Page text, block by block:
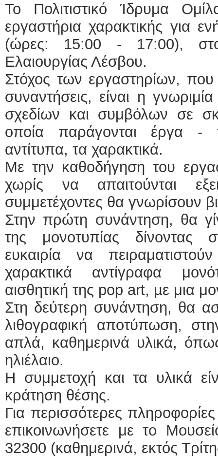
Το Πολιτιστικό Ίδρυμα
εργαστήρια χαρακτικής για
(ώρες: 15:00 - 17:00), στο
Ελαιουργίας Λέσβου.
Στόχος των εργαστηρίων,
συναντήσεις, είναι η
σχεδίων και συμβόλων σε
οποία παράγονται έργα -
αντίτυπα, τα χαρακτικά.
Με την καθοδήγηση του
χωρίς να απαιτούνται
συμμετέχοντες θα γνωρίσουν
Στην πρώτη συνάντηση, θα
της μονοτυπίας δίνοντας
ευκαιρία να
χαρακτικά αντίγραφα
αισθητική της pop art, µε μια
Στη δεύτερη συνάντηση, θα
λιθογραφική αποτύπωση,
απλά, καθημερινά υλικά,
ηλιέλαιο.
Η συμμετοχή και τα υλικά
κράτηση θέσης.
Για περισσότερες
επικοινωνήσετε με το
32300 (καθημερινά, εκτός